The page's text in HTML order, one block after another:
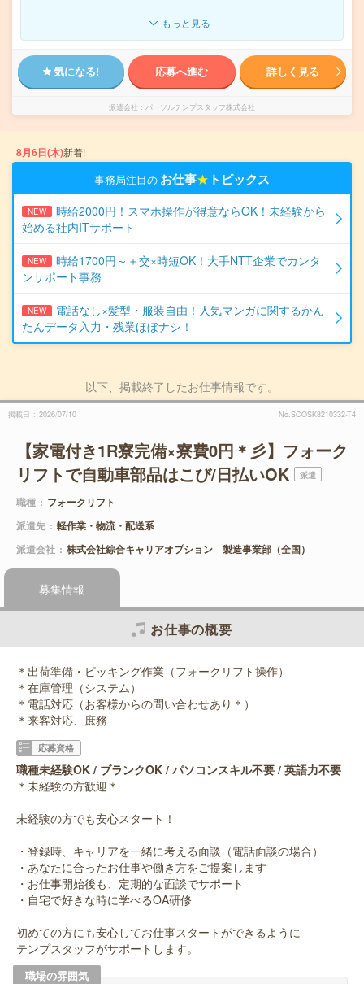
もっと見る
気になる! 応募へ進む 詳しく見る
派遣会社 パーソルテンプスタッフ株式会社
8月6日(木)新着!
事務局注目の お仕事★ トピックス
NEW
時給2000円！スマホ操作が得意ならOK！未経験から
始める社内ITサポート
NEW
時給1700円～＋交×時短OK！大手NTT企業でカンタ
ンサポート事務
NEW
電話なし×髪型・服装自由！人気マンガに関するかん
たんデータ入力・残業ほぼナシ！
以下、掲載終了したお仕事情報です。
掲載日 2026/07/10 No.SCOSK8210332-T4
【家電付き1R寮完備×寮費0円＊彡】フォーク
リフトで自動車部品はこび/日払いOK
派遣
職種
フォークリフト
派遣先
軽作業・物流・配送系
派遣会社
株式会社綜合キャリアオプション 製造事業部（全国）
募集情報
お仕事の概要
＊出荷準備・ピッキング作業（フォークリフト操作）
＊在庫管理（システム）
＊電話対応（お客様からの問い合わせあり＊）
＊来客対応、庶務
応募資格
職種未経験OK / ブランクOK / パソコンスキル不要 / 英語力不要
＊未経験の方歓迎＊
未経験の方でも安心スタート！
・登録時、キャリアを一緒に考える面談（電話面談の場合）
・あなたに合ったお仕事や働き方をご提案します
・お仕事開始後も、定期的な面談でサポート
・自宅で好きな時に学べるOA研修
初めての方にも安心してお仕事スタートができるように
テンプスタッフがサポートします。
職場の雰囲気